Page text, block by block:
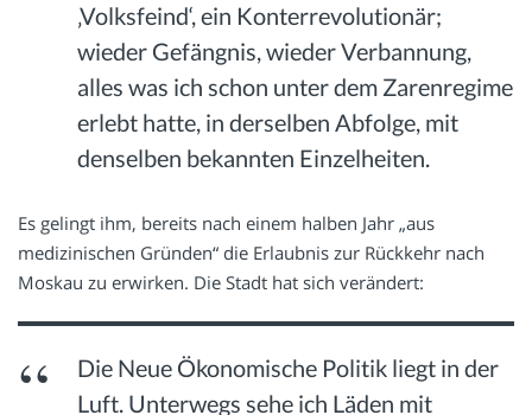
‚Volksfeind‘, ein Konterrevolutionär;
wieder Gefängnis, wieder Verbannung,
alles was ich schon unter dem Zarenregime
erlebt hatte, in derselben Abfolge, mit
denselben bekannten Einzelheiten.
Es gelingt ihm, bereits nach einem halben Jahr „aus
medizinischen Gründen“ die Erlaubnis zur Rückkehr nach
Moskau zu erwirken. Die Stadt hat sich verändert:
Die Neue Ökonomische Politik liegt in der
Luft. Unterwegs sehe ich Läden mit